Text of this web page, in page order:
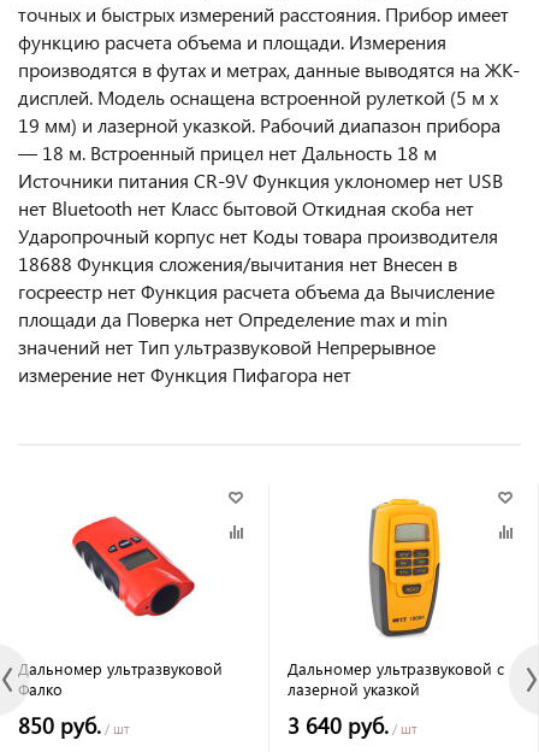
точных и быстрых измерений расстояния. Прибор имеет
функцию расчета объема и площади. Измерения
производятся в футах и метрах, данные выводятся на ЖК-
дисплей. Модель оснащена встроенной рулеткой (5 м х
19 мм) и лазерной указкой. Рабочий диапазон прибора
— 18 м. Встроенный прицел нет Дальность 18 м
Источники питания CR-9V Функция уклономер нет USB
нет Bluetooth нет Класс бытовой Откидная скоба нет
Ударопрочный корпус нет Коды товара производителя
18688 Функция сложения/вычитания нет Внесен в
госреестр нет Функция расчета объема да Вычисление
площади да Поверка нет Определение max и min
значений нет Тип ультразвуковой Непрерывное
измерение нет Функция Пифагора нет
Дальномер ультразвуковой
Фалко
850 руб. / шт
Дальномер ультразвуковой с
лазерной указкой
3 640 руб. / шт